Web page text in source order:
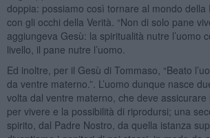
doppia: possiamo così tornare al mondo della
con gli occhi della Verità. “Non di solo pane
aggiungeva Gesù: la spiritualità nutre l’uomo
livello, il pane nutre l’uomo.
Ed inoltre, per il Gesù di Tommaso, “Beato
da ventre materno.”. L’uomo dunque nasce
volta dal ventre materno, che deve assicurare
per vivere e la possibilità di riprodursi; una
spirito, dal Padre Nostro, da quella istanza